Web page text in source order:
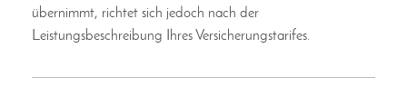
übernimmt, richtet sich jedoch nach der
Leistungsbeschreibung Ihres Versicherungstarifes.